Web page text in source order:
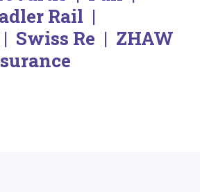
Rail |
Swiss Re | ZHAW